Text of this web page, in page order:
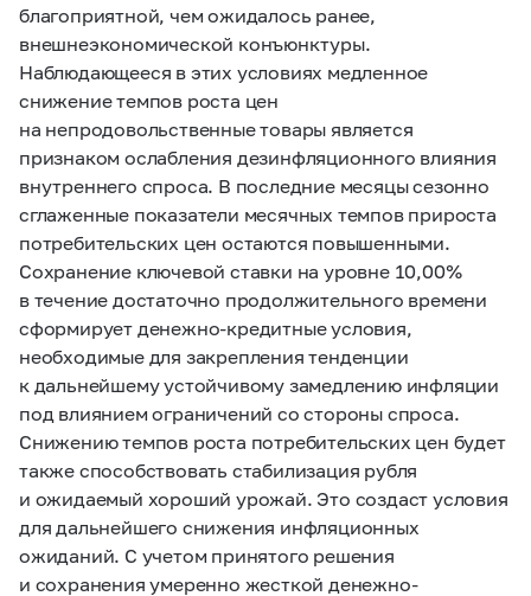
благоприятной, чем ожидалось ранее,
внешнеэкономической конъюнктуры.
Наблюдающееся в этих условиях медленное
снижение темпов роста цен
на непродовольственные товары является
признаком ослабления дезинфляционного влияния
внутреннего спроса. В последние месяцы сезонно
сглаженные показатели месячных темпов прироста
потребительских цен остаются повышенными.
Сохранение ключевой ставки на уровне 10,00%
в течение достаточно продолжительного времени
сформирует денежно-кредитные условия,
необходимые для закрепления тенденции
к дальнейшему устойчивому замедлению инфляции
под влиянием ограничений со стороны спроса.
Снижению темпов роста потребительских цен будет
также способствовать стабилизация рубля
и ожидаемый хороший урожай. Это создаст условия
для дальнейшего снижения инфляционных
ожиданий. С учетом принятого решения
и сохранения умеренно жесткой денежно-